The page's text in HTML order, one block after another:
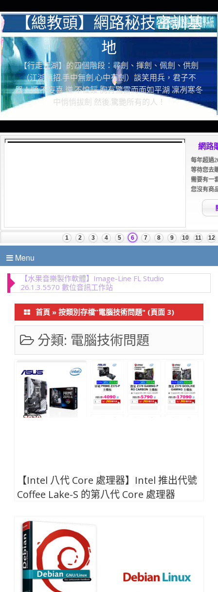
【總教頭】網路秘技密訓基
地
【行走江湖】的四個階段：尋劍、揮劍、佩劍、供劍
（江湖無招.手中無劍.心中有劍）談笑用兵，君子不
器！順.不妄喜 逆.不惶餒 胸有驚雷而面如平湖 凜冽寒冬
中悄悄拔劍 然後.驚艷所有的人！
Menu
【水果音樂製作軟體】Image-Line FL Studio
26.1.3.5570 數位音訊工作站
首頁 » 按類別存檔”電腦技術問題" (頁面 3)
分類: 電腦技術問題
【Intel 八代 Core 處理器】Intel 推出代號
Coffee Lake-S 的第八代 Core 處理器